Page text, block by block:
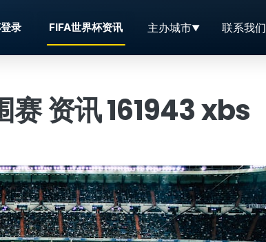
录 FIFA世界杯资讯 主办城市 联系我们
赛 资讯 161943 xbs